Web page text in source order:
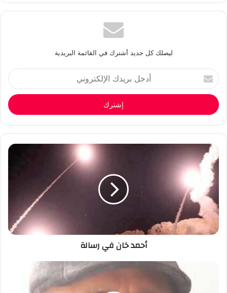
ليصلك كل جديد أشترك في القائمة البريدية
أدخل
بريدك
الإلكتروني
أحمد خان في رسالة